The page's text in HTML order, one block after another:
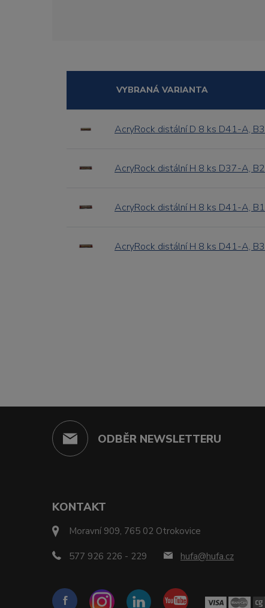
VYBRANÁ VARIANTA
AcryRock distální D 8 ks D41-A, B3
AcryRock distální H 8 ks D37-A, B2
AcryRock distální H 8 ks D41-A, B1
AcryRock distální H 8 ks D41-A, B3
ODBĚR NEWSLETTERU
KONTAKT
Moravní 909, 765 02 Otrokovice
577 926 226 - 229 hufa@hufa.cz